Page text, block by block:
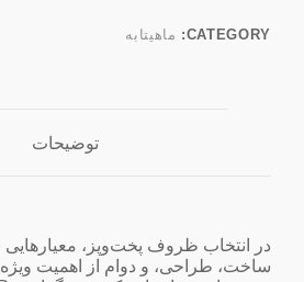
CATEGORY: ماهیتابه
توضیحات
در انتخاب ظروف پخت‌وپز،
ساخت، طراحی، و دوام از اهمیت